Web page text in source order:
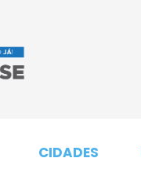
CIDADES